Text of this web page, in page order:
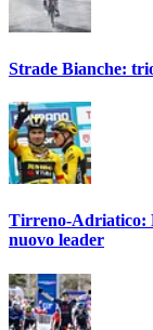
Strade Bianche:
Tirreno-Adriatico:
nuovo leader